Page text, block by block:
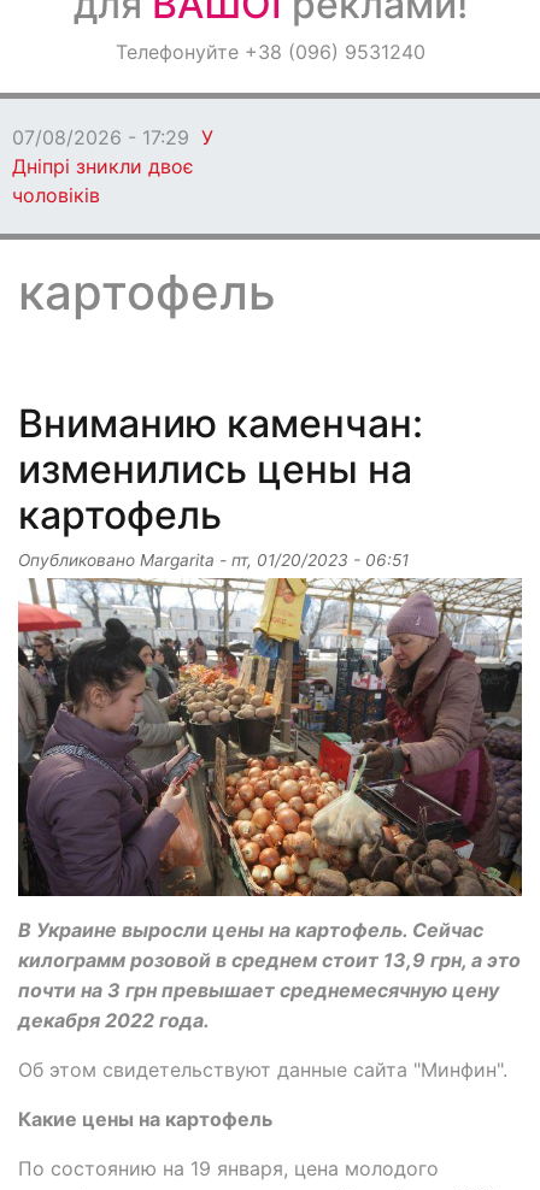
ОголошенняТелефонуйте +38 (096) 9531240
07/08/2026 - 17:22
побили та пограбували чоловіка
картофель
Вниманию каменчан:
изменились цены на
картофель
Опубликовано Margarita - пт, 01/20/2023 - 06:51
В Украине выросли цены на картофель. Сейчас
килограмм розовой в среднем стоит 13,9 грн, а это
почти на 3 грн превышает среднемесячную цену
декабря 2022 года.
Об этом свидетельствуют данные сайта "Минфин".
Какие цены на картофель
По состоянию на 19 января, цена молодого